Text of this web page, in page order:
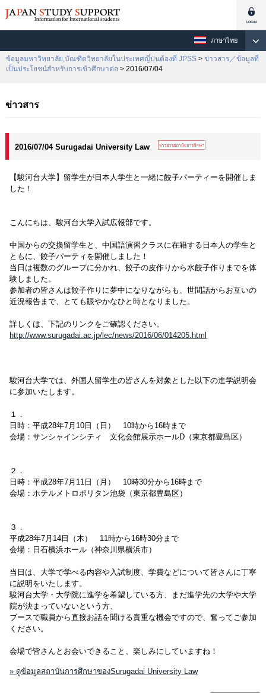
ภาษาไทย
ข้อมูลมหาวิทยาลัย,บัณฑิตวิทยาลัยในประเทศญี่ปุ่นต้องที่ JPSS > ข่าวสาร／ข้อมูลที่
เป็นประโยชน์สำหรับการเข้าศึกษาต่อ > 2016/07/04
ข่าวสาร
2016/07/04 Surugadai University Law
【駿河台大学】留学生が日本人学生と一緒に餃子パーティーを開催しま
した！
こんにちは、駿河台大学入試広報部です。
中国からの交換留学生と、中国語演習クラスに在籍する日本人の学生と
ともに、餃子パーティを開催しました！
当日は複数のグループに分かれ、餃子の皮作りから水餃子作りまでを体
験しました。
参加者の皆さんは餃子作りに夢中になりながらも、世間話からお互いの
近況報告まで、とても賑やかなひと時となりました。
詳しくは、下記のリンクをご確認ください。
http://www.surugadai.ac.jp/lec/news/2016/06/014205.html
駿河台大学では、外国人留学生の皆さんを対象とした以下の進学説明会
に参加いたします。
１．
日時：平成28年7月10日（日） 10時から16時まで
会場：サンシャインシティ 文化会館展示ホールD（東京都豊島区）
２．
日時：平成28年7月11日（月） 10時30分から16時まで
会場：ホテルメトロポリタン池袋（東京都豊島区）
３．
平成28年7月14日（木） 11時から16時30分まで
会場：日石横浜ホール（神奈川県横浜市）
当日は、大学で学べる内容や入試制度、学費などについて皆さんに丁寧
に説明をいたします。
駿河台大学・大学院に進学を希望している方、まだ進学先の大学や大学
院が決まっていないという方、
ブースで職員から直接お話を聞ける貴重な機会ですので、奮ってご参加
ください。
会場で皆さんとお会いできること、楽しみにしていますね！
» ดูข้อมูลสถาบันการศึกษาของSurugadai University Law